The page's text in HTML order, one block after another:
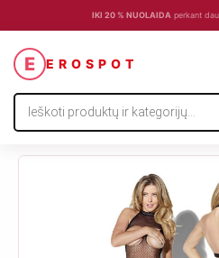
IKI 20 % NUOLAIDA perkant
E EROSPOT
Products
search